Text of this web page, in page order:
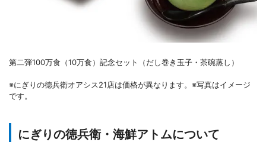
第二弾100万食（10万食）記念セット（だし巻き玉子・茶碗蒸し）
※にぎりの徳兵衛オアシス21店は価格が異なります。※写真はイメージ
です。
にぎりの徳兵衛・海鮮アトムについて